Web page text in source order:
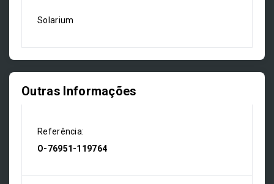
Solarium
Outras Informações
Referência:
O-76951-119764